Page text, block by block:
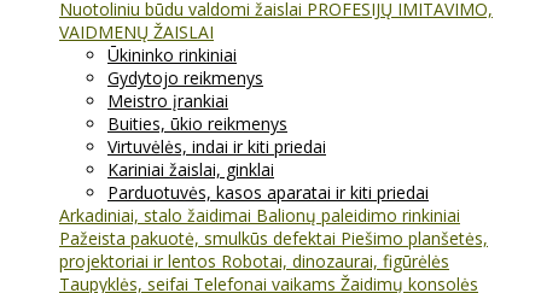
Nuotoliniu būdu valdomi žaislai PROFESIJŲ IMITAVIMO,
VAIDMENŲ ŽAISLAI
Ūkininko rinkiniai
Gydytojo reikmenys
Meistro įrankiai
Buities, ūkio reikmenys
Virtuvėlės, indai ir kiti priedai
Kariniai žaislai, ginklai
Parduotuvės, kasos aparatai ir kiti priedai
Arkadiniai, stalo žaidimai Balionų paleidimo rinkiniai
Pažeista pakuotė, smulkūs defektai Piešimo planšetės,
projektoriai ir lentos Robotai, dinozaurai, figūrėlės
Taupyklės, seifai Telefonai vaikams Žaidimų konsolės